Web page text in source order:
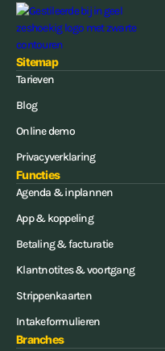
Sitemap
Tarieven
Blog
Online demo
Privacyverklaring
Functies
Agenda & inplannen
App & koppeling
Betaling & facturatie
Klantnotites & voortgang
Strippenkaarten
Intakeformulieren
Branches